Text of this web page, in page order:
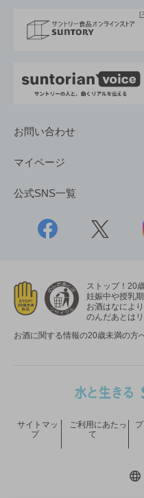
採用情報
お問い合わせ
マイページ
公式SNS一覧
ストップ！20
妊娠中や授乳
お酒はなによ
のんだあとはリ
お酒に関する情報の20歳未満の方
サイトマッ
プ
ご利用にあたっ
て